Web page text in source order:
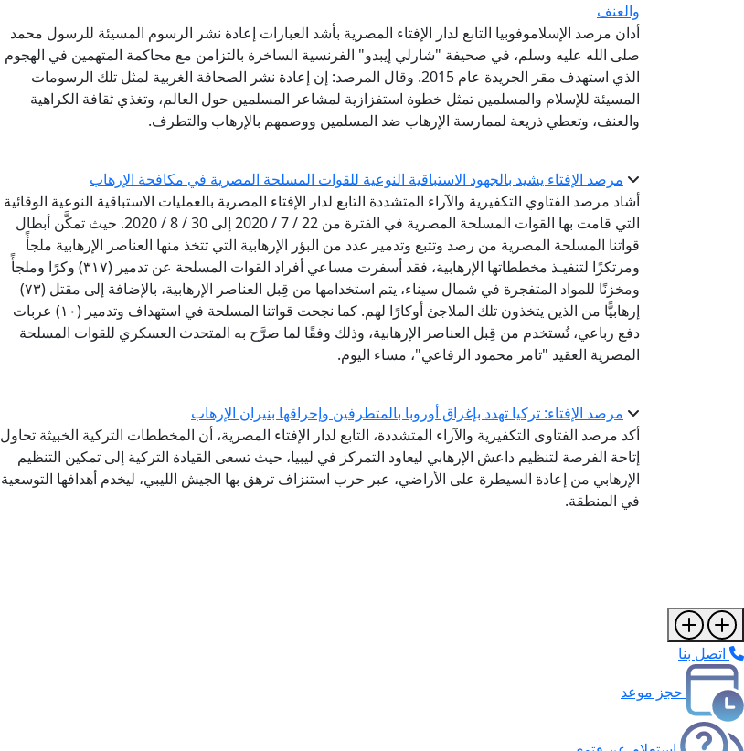
والعنف
أدان مرصد الإسلاموفوبيا التابع لدار الإفتاء المصرية بأشد العبارات إعادة نشر الرسوم المسيئة للرسول محمد
صلى الله عليه وسلم، في صحيفة "شارلي إيبدو" الفرنسية الساخرة بالتزامن مع محاكمة المتهمين في الهجوم
الذي استهدف مقر الجريدة عام 2015. وقال المرصد: إن إعادة نشر الصحافة الغربية لمثل تلك الرسومات
المسيئة للإسلام والمسلمين تمثل خطوة استفزازية لمشاعر المسلمين حول العالم، وتغذي ثقافة الكراهية
والعنف، وتعطي ذريعة لممارسة الإرهاب ضد المسلمين ووصمهم بالإرهاب والتطرف.
مرصد الإفتاء يشيد بالجهود الاستباقية النوعية للقوات المسلحة المصرية في مكافحة الإرهاب
أشاد مرصد الفتاوي التكفيرية والآراء المتشددة التابع لدار الإفتاء المصرية بالعمليات الاستباقية النوعية الوقائية
التي قامت بها القوات المسلحة المصرية في الفترة من 22 / 7 / 2020 إلى 30 / 8 / 2020. حيث تمكَّن أبطال
قواتنا المسلحة المصرية من رصد وتتبع وتدمير عدد من البؤر الإرهابية التي تتخذ منها العناصر الإرهابية ملجأً
ومرتكزًا لتنفيـذ مخططاتها الإرهابية، فقد أسفرت مساعي أفراد القوات المسلحة عن تدمير (٣١٧) وكرًا وملجأً
ومخزنًا للمواد المتفجرة في شمال سيناء، يتم استخدامها من قِبل العناصر الإرهابية، بالإضافة إلى مقتل (٧٣)
إرهابيًّا من الذين يتخذون تلك الملاجئ أوكارًا لهم. كما نجحت قواتنا المسلحة في استهداف وتدمير (١٠) عربات
دفع رباعي، تُستخدم من قِبل العناصر الإرهابية، وذلك وفقًا لما صرَّح به المتحدث العسكري للقوات المسلحة
المصرية العقيد "تامر محمود الرفاعي"، مساء اليوم.
مرصد الإفتاء: تركيا تهدد بإغراق أوروبا بالمتطرفين وإحراقها بنيران الإرهاب
أكد مرصد الفتاوى التكفيرية والآراء المتشددة، التابع لدار الإفتاء المصرية، أن المخططات التركية الخبيثة تحاول
إتاحة الفرصة لتنظيم داعش الإرهابي ليعاود التمركز في ليبيا، حيث تسعى القيادة التركية إلى تمكين التنظيم
الإرهابي من إعادة السيطرة على الأراضي، عبر حرب استنزاف ترهق بها الجيش الليبي، ليخدم أهدافها التوسعية
في المنطقة.
اتصل بنا
حجز موعد